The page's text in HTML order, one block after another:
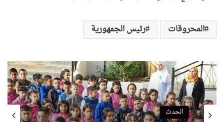
المحروقات رئيس الجمهورية
الحدث